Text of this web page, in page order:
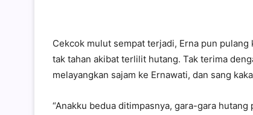
Cekcok mulut sempat terjadi, Erna pun
tak tahan akibat terlilit hutang. Tak terima
melayangkan sajam ke Ernawati, dan sang
“Anakku bedua ditimpasnya, gara-gara